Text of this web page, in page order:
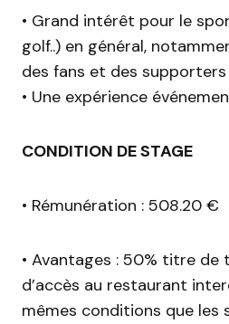
• Grand intérêt pour le
golf..) en général,
des fans et des supporters
• Une expérience
CONDITION DE STAGE
• Rémunération : 508.20 €
• Avantages : 50% titre
d’accès au restaurant
mêmes conditions que les